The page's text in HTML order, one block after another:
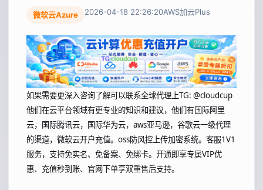
微软云Azure 2026-04-18 22:26:20AWS加云Plus
如果需要更深入咨询了解可以联系全球代理上TG: @cloudcup
他们在云平台领域有更专业的知识和建议，他们有国际阿里
云，国际腾讯云，国际华为云，aws亚马逊，谷歌云一级代理
的渠道，微软云开户充值。oss防风控上传加密系统。客服1V1
服务，支持免实名、免备案、免绑卡。开通即享专属VIP优
惠、充值秒到账、官网下单享双重售后支持。